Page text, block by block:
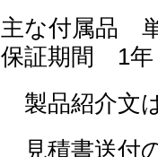
主な付属品
保証期間 1
製品紹介文
見積書送付